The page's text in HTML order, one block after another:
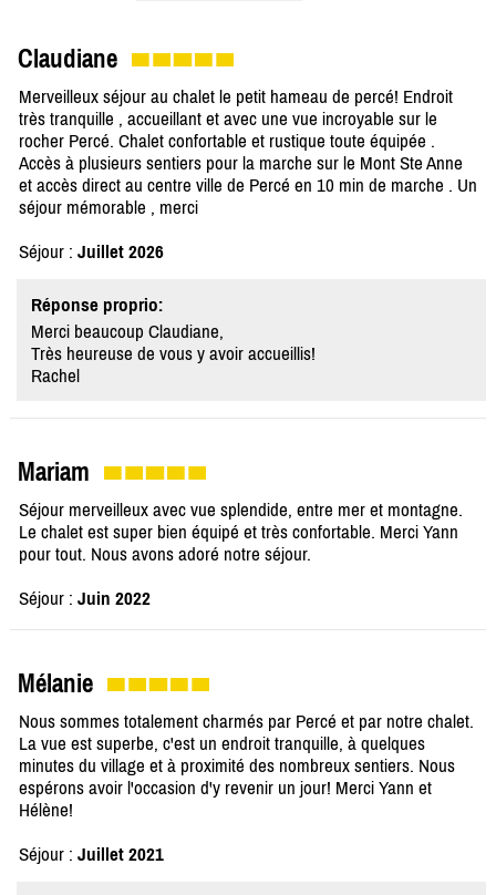
Claudiane
Merveilleux séjour au chalet le petit hameau de percé! Endroit
très tranquille , accueillant et avec une vue incroyable sur le
rocher Percé. Chalet confortable et rustique toute équipée .
Accès à plusieurs sentiers pour la marche sur le Mont Ste Anne
et accès direct au centre ville de Percé en 10 min de marche . Un
séjour mémorable , merci
Séjour : Juillet 2026
Réponse proprio:
Merci beaucoup Claudiane,
Très heureuse de vous y avoir accueillis!
Rachel
Mariam
Séjour merveilleux avec vue splendide, entre mer et montagne.
Le chalet est super bien équipé et très confortable. Merci Yann
pour tout. Nous avons adoré notre séjour.
Séjour : Juin 2022
Mélanie
Nous sommes totalement charmés par Percé et par notre chalet.
La vue est superbe, c'est un endroit tranquille, à quelques
minutes du village et à proximité des nombreux sentiers. Nous
espérons avoir l'occasion d'y revenir un jour! Merci Yann et
Hélène!
Séjour : Juillet 2021